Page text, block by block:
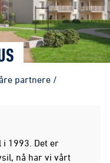
partnere /
i 1993. Det er
nå har vi vårt